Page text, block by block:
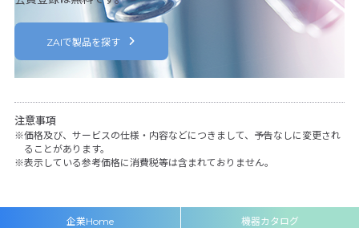
ZAIで製品を探す
注意事項
価格及び、サービスの仕様・内容などにつきまして、予告なしに変更され
ることがあります。
表示している参考価格に消費税等は含まれておりません。
企業Home 機器カタログ